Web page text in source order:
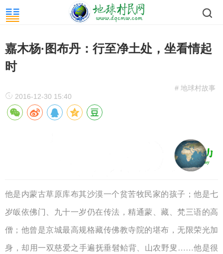
嘉木杨·图布丹：行至净土处，坐看情起
时
# 地球村故事
2016-12-30 15:40
他是内蒙古草原库布其沙漠一个贫苦牧民家的孩子；他是七
岁皈依佛门、九十一岁仍在传法，精通蒙、藏、梵三语的高
僧；他曾是京城最高规格藏传佛教寺院的堪布，无限荣光加
身，却用一双慈爱之手遍抚垂髫鲐背、山农野叟……他是很